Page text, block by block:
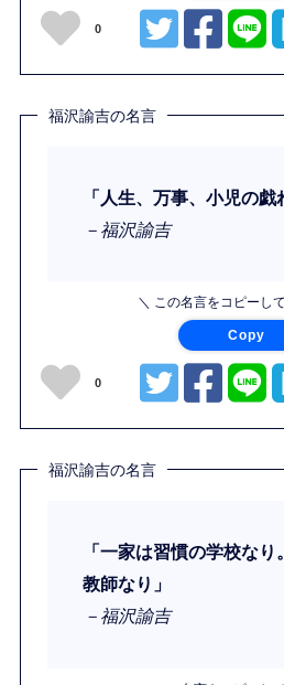
0
福沢諭吉の名言
「人生、万事、小児の戯
－福沢諭吉
＼ この名言をコピーし
Copy
0
福沢諭吉の名言
「一家は習慣の学校な
教師なり」
－福沢諭吉